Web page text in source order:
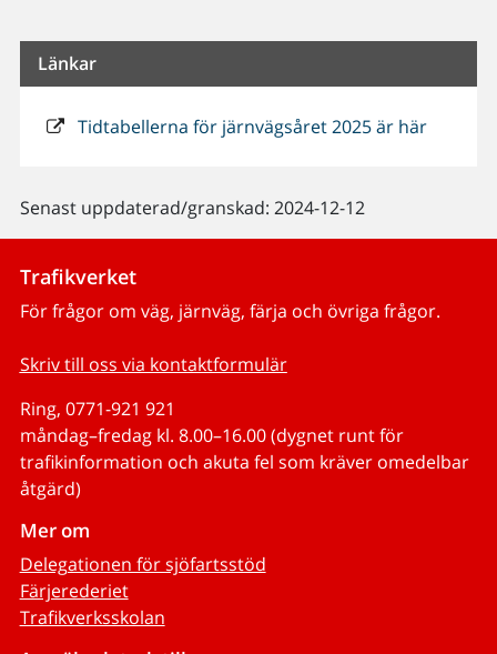
Länkar
Tidtabellerna för järnvägsåret 2025 är här
Senast uppdaterad/granskad: 2024-12-12
Trafikverket
För frågor om väg, järnväg, färja och övriga frågor.
Skriv till oss via kontaktformulär
Ring, 0771-921 921
måndag–fredag kl. 8.00–16.00 (dygnet runt för
trafikinformation och akuta fel som kräver omedelbar
åtgärd)
Mer om
Delegationen för sjöfartsstöd
Färjerederiet
Trafikverksskolan